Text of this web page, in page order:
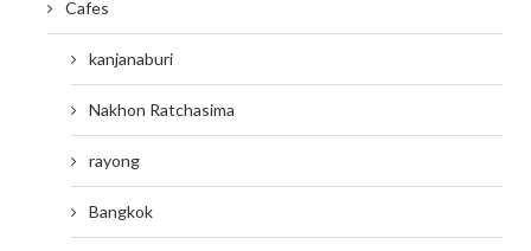
Cafes
kanjanaburi
Nakhon Ratchasima
rayong
Bangkok